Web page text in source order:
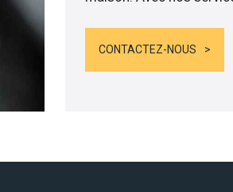
CONTACTEZ-NOUS